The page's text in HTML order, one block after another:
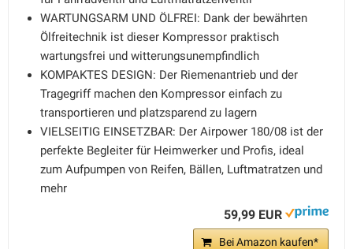
WARTUNGSARM UND ÖLFREI: Dank der bewährten
Ölfreitechnik ist dieser Kompressor praktisch
wartungsfrei und witterungsunempfindlich
KOMPAKTES DESIGN: Der Riemenantrieb und der
Tragegriff machen den Kompressor einfach zu
transportieren und platzsparend zu lagern
VIELSEITIG EINSETZBAR: Der Airpower 180/08 ist der
perfekte Begleiter für Heimwerker und Profis, ideal
zum Aufpumpen von Reifen, Bällen, Luftmatratzen und
mehr
59,99 EUR
Bei Amazon kaufen*